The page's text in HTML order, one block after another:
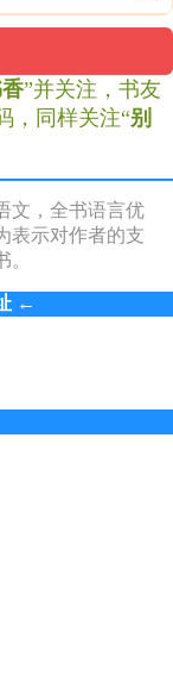
”并关注，书友
，同样关注“别
文，全书语言优
表示对作者的支
←